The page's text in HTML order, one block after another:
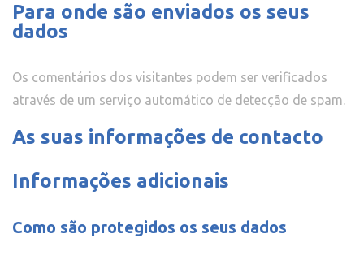
Para onde são enviados os seus
dados
Os comentários dos visitantes podem ser verificados
através de um serviço automático de detecção de spam.
As suas informações de contacto
Informações adicionais
Como são protegidos os seus dados